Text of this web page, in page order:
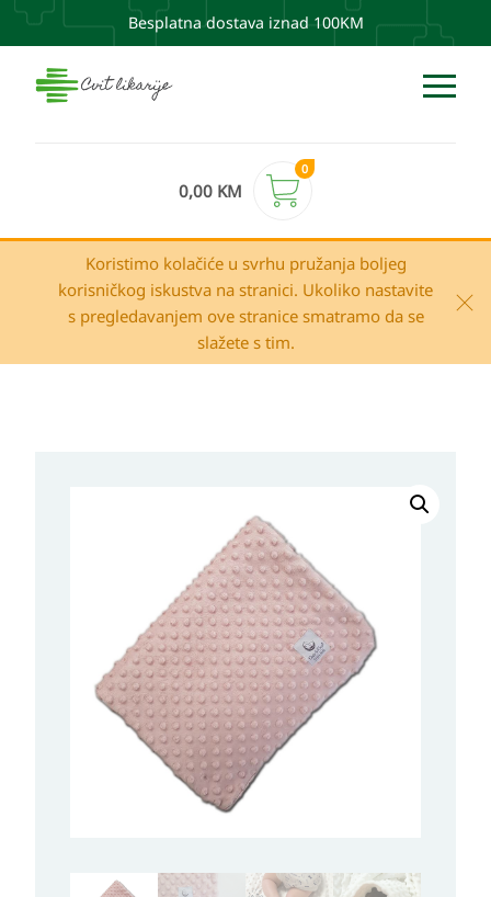
Besplatna dostava iznad 100KM
0,00 KM
0
Koristimo kolačiće u svrhu pružanja boljeg
korisničkog iskustva na stranici. Ukoliko nastavite
s pregledavanjem ove stranice smatramo da se
slažete s tim.